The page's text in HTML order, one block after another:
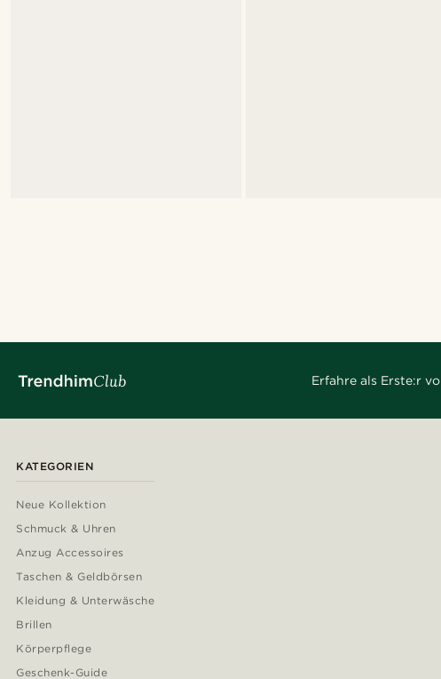
Erfahre als Erste:r
KATEGORIEN
Neue Kollektion
Schmuck & Uhren
Anzug Accessoires
Taschen & Geldbörsen
Kleidung & Unterwäsche
Brillen
Körperpflege
Geschenk-Guide